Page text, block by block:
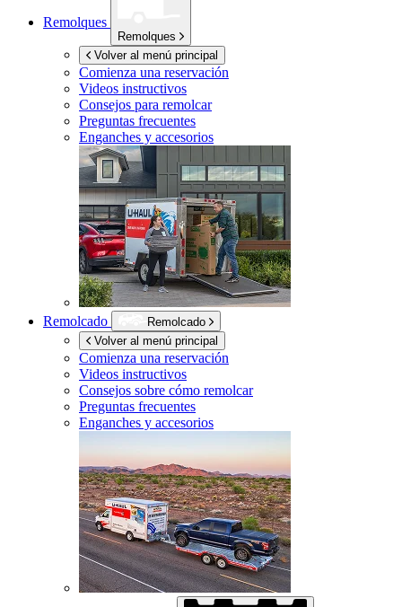
Remolques
Remolques
Volver al menú principal
Comienza una reservación
Videos instructivos
Consejos para remolcar
Preguntas frecuentes
Enganches y accesorios
Remolcado
Remolcado
Volver al menú principal
Comienza una reservación
Videos instructivos
Consejos sobre cómo remolcar
Preguntas frecuentes
Enganches y accesorios